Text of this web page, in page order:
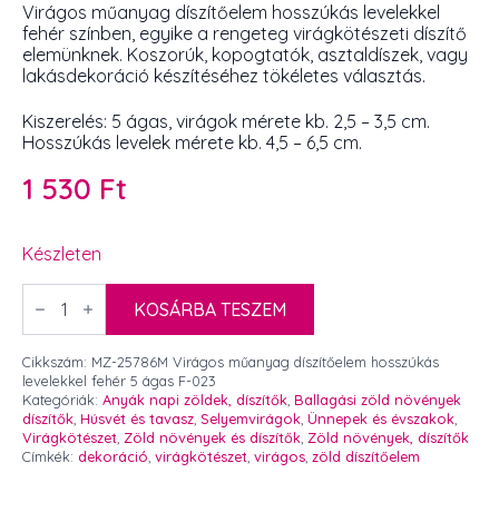
Virágos műanyag díszítőelem hosszúkás levelekkel
fehér színben, egyike a rengeteg virágkötészeti díszítő
elemünknek. Koszorúk, kopogtatók, asztaldíszek, vagy
lakásdekoráció készítéséhez tökéletes választás.
Kiszerelés: 5 ágas, virágok mérete kb. 2,5 – 3,5 cm.
Hosszúkás levelek mérete kb. 4,5 – 6,5 cm.
1 530 Ft
Készleten
Virágos
műanyag
levelekkel
fehér
5
ágas
mennyiség
KOSÁRBA TESZEM
Cikkszám: MZ-25786M Virágos műanyag díszítőelem hosszúkás
levelekkel fehér 5 ágas F-023
Kategóriák: Anyák napi zöldek, díszítők Ballagási zöld növények
díszítők Húsvét és tavasz Selyemvirágok Ünnepek és évszakok
Virágkötészet Zöld növények és díszítők Zöld növények, díszítők
Címkék: dekoráció virágkötészet virágos zöld díszítőelem